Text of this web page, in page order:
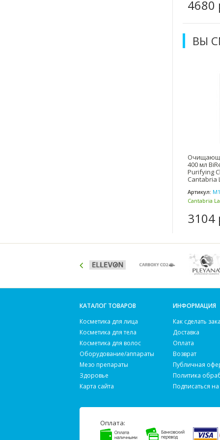
4680
ВЫ
400 мл
Purifying
Cantabria
Артикул:
Cantabria
3104
КАТАЛОГ ТОВАРОВ
Косметика для лица
Косметика для тела
Косметика для волос
Оборудование/аппараты
Мезо препараты
Здоровье
Карта сайта
ИНФОРМАЦИЯ
Как сделать
Доставка
Оплата
Возврат
Публичная
Политика
Подписаться
Оплата: